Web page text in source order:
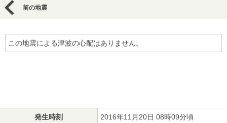
前の地震
この地震による津波の心配はありません。
発生時刻 2016年11月20日 08時09分頃